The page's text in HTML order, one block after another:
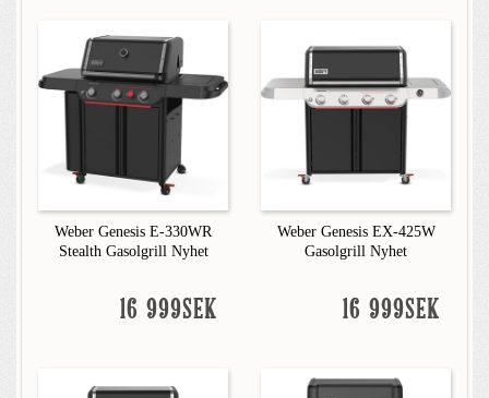
Weber Genesis E-330WR
Stealth Gasolgrill Nyhet
16 999SEK
Weber Genesis EX-425W
Gasolgrill Nyhet
16 999SEK